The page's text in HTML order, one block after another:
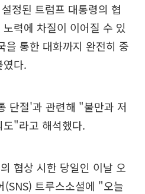
정된 트럼프 대통령의 협
력에 차질이 이어질 수 있
을 통한 대화까지 완전히 중
였다.
단절'과 관련해 "불만과 저
"라고 해석했다.
협상 시한 당일인 이날 오
(SNS) 트루스소셜에 "오늘